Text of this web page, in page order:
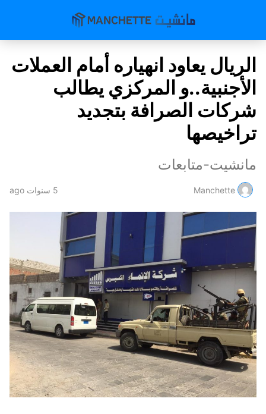
الريال يعاود انهياره أمام العملات
الأجنبية..و المركزي يطالب
شركات الصرافة بتجديد
تراخيصها
مانشيت-متابعات
Manchette 5 سنوات ago